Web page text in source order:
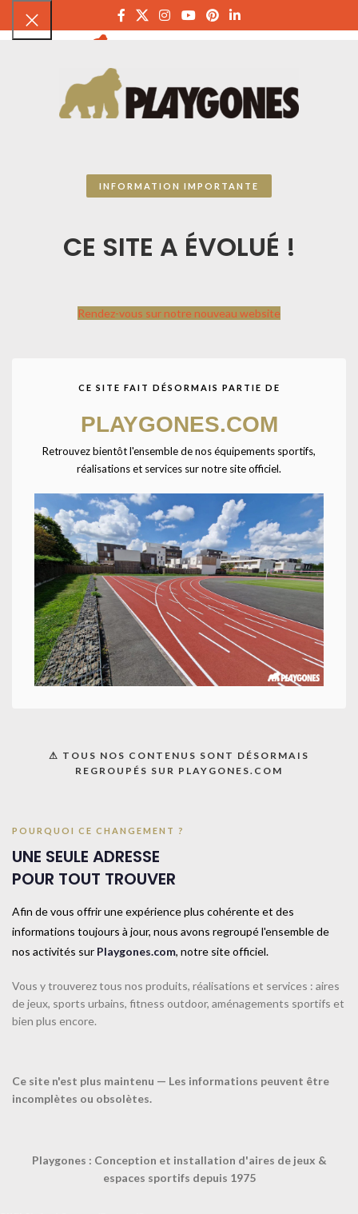
INFORMATION IMPORTANTE
CE SITE A ÉVOLUÉ !
Rendez-vous sur notre nouveau website
CE SITE FAIT DÉSORMAIS PARTIE DE
PLAYGONES.COM
Retrouvez bientôt l'ensemble de nos équipements sportifs,
réalisations et services sur notre site officiel.
⚠ TOUS NOS CONTENUS SONT DÉSORMAIS
REGROUPÉS SUR PLAYGONES.COM
POURQUOI CE CHANGEMENT ?
UNE SEULE ADRESSE
POUR TOUT TROUVER
Afin de vous offrir une expérience plus cohérente et des
informations toujours à jour, nous avons regroupé l'ensemble de
nos activités sur Playgones.com, notre site officiel.
Vous y trouverez tous nos produits, réalisations et services : aires
de jeux, sports urbains, fitness outdoor, aménagements sportifs et
bien plus encore.
Ce site n'est plus maintenu — Les informations peuvent être
incomplètes ou obsolètes.
Playgones : Conception et installation d'aires de jeux &
espaces sportifs depuis 1975
Agrandir
Accueil CATALOGUE SPORTPLAY
Chasubles, foulards et ceintures
Chasuble Réversible SPORTI-M-Rouge/Bleu
Chasuble réversible d’entraînement avec mailles ajourées pour plus de
H.56cm, l.48cm. Taille M : H.66cm, l.55cm. Taille XL : H.76cm, l.60cm.
UNE QUESTION ? UN DEVIS ?
Confiez-nous la pose
063250
Chasubles, foulards et ceintures